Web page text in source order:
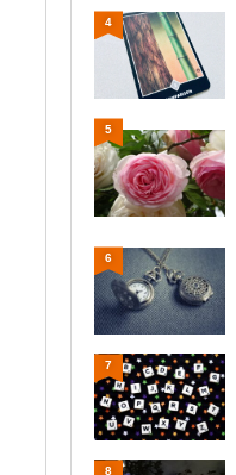
4
5
6
7
8